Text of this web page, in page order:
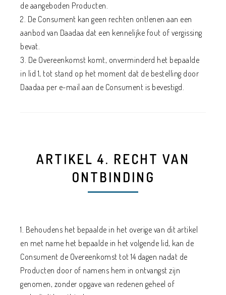
de aangeboden Producten.
2. De Consument kan geen rechten ontlenen aan een
aanbod van Daadaa dat een kennelijke fout of vergissing
bevat.
3. De Overeenkomst komt, onverminderd het bepaalde
in lid 1, tot stand op het moment dat de bestelling door
Daadaa per e-mail aan de Consument is bevestigd.
ARTIKEL 4. RECHT VAN
ONTBINDING
1. Behoudens het bepaalde in het overige van dit artikel
en met name het bepaalde in het volgende lid, kan de
Consument de Overeenkomst tot 14 dagen nadat de
Producten door of namens hem in ontvangst zijn
genomen, zonder opgave van redenen geheel of